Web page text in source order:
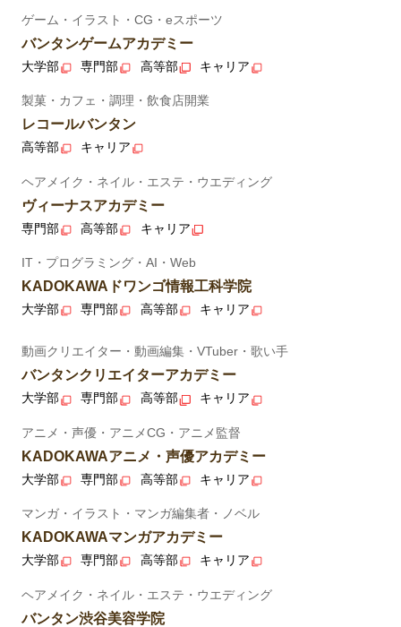
ゲーム・イラスト・CG・eスポーツ
バンタンゲームアカデミー
大学部 専門部 高等部 キャリア
製菓・カフェ・調理・飲食店開業
レコールバンタン
高等部 キャリア
ヘアメイク・ネイル・エステ・ウエディング
ヴィーナスアカデミー
専門部 高等部 キャリア
IT・プログラミング・AI・Web
KADOKAWAドワンゴ情報工科学院
大学部 専門部 高等部 キャリア
動画クリエイター・動画編集・VTuber・歌い手
バンタンクリエイターアカデミー
大学部 専門部 高等部 キャリア
アニメ・声優・アニメCG・アニメ監督
KADOKAWAアニメ・声優アカデミー
大学部 専門部 高等部 キャリア
マンガ・イラスト・マンガ編集者・ノベル
KADOKAWAマンガアカデミー
大学部 専門部 高等部 キャリア
ヘアメイク・ネイル・エステ・ウエディング
バンタン渋谷美容学院